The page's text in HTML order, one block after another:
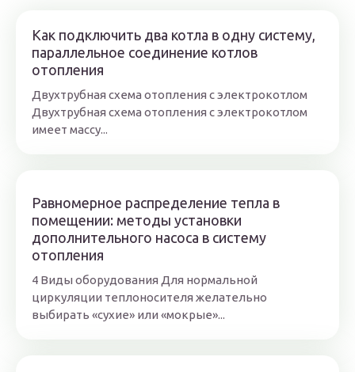
Как подключить два котла в одну систему,
параллельное соединение котлов
отопления
Двухтрубная схема отопления с электрокотлом
Двухтрубная схема отопления с электрокотлом
имеет массу...
Равномерное распределение тепла в
помещении: методы установки
дополнительного насоса в систему
отопления
4 Виды оборудования Для нормальной
циркуляции теплоносителя желательно
выбирать «сухие» или «мокрые»...